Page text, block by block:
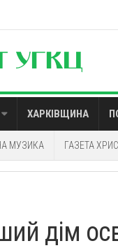
ХАРКІВЩИНА
МУЗИКА ГАЗЕТА
дім